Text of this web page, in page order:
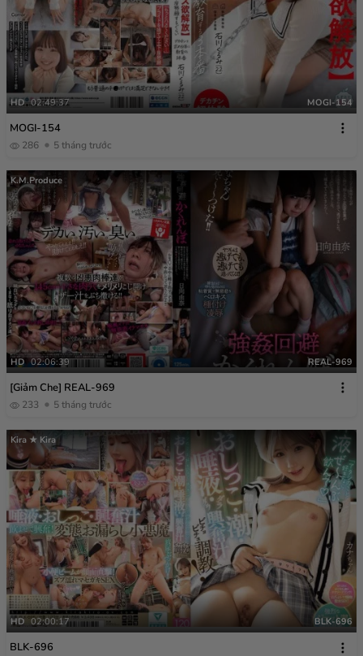
HD 02:49:37 MOGI-154
MOGI-154
286 5 tháng trước
K.M.Produce
HD 02:06:39 REAL-969
[Giảm Che] REAL-969
233 5 tháng trước
Kira ★ Kira
HD 02:00:17 BLK-696
BLK-696